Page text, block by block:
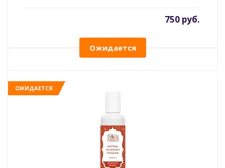
750 руб.
Ожидается
ОЖИДАЕТСЯ